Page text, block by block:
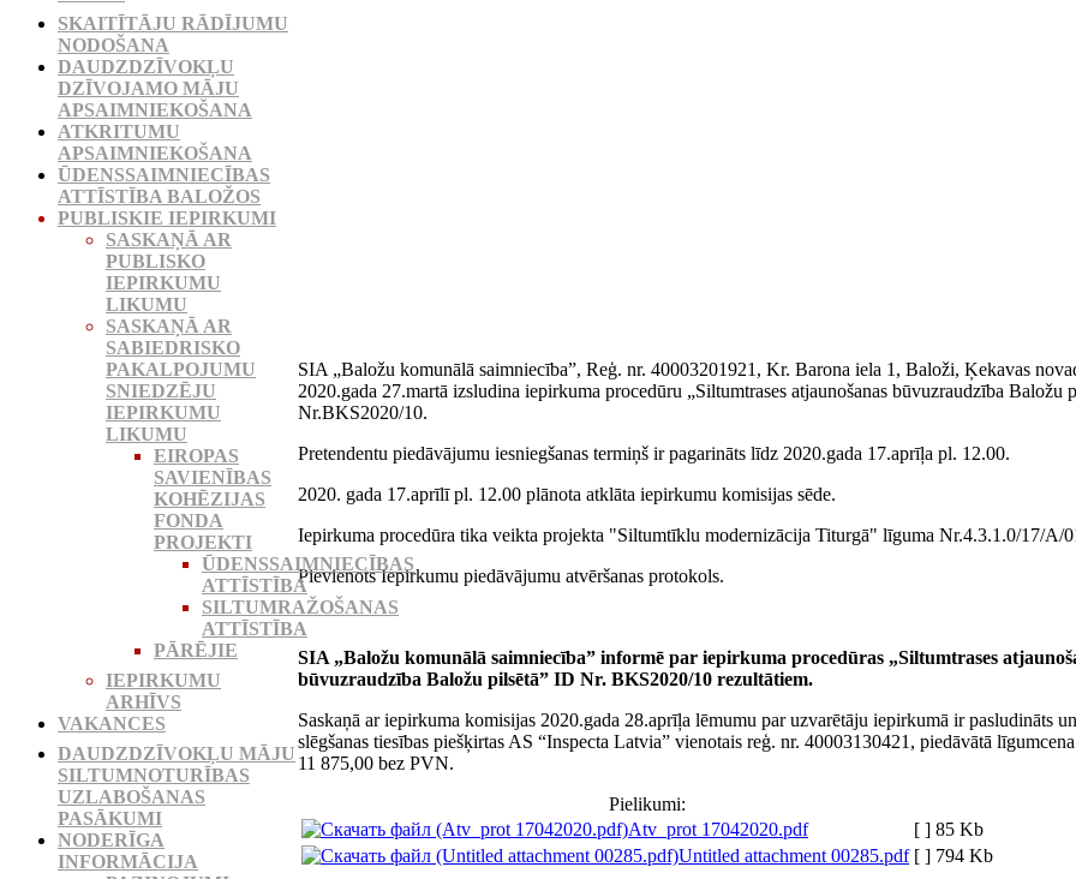
SIA „Baložu komunālā saimniecība”, Reģ. nr. 40003201921, Kr. Barona iela 1, Baloži, Ķekavas
2020.gada 27.martā izsludina iepirkuma procedūru „Siltumtrases atjaunošanas būvuzraudzība Baložu
Nr.BKS2020/10.
Pretendentu piedāvājumu iesniegšanas termiņš ir pagarināts līdz 2020.gada 17.aprīļa pl. 12.00.
2020. gada 17.aprīlī pl. 12.00 plānota atklāta iepirkumu komisijas sēde.
Iepirkuma procedūra tika veikta projekta "Siltumtīklu modernizācija Titurgā" līguma Nr.4.3.1.0/17/A/
Pievienots Iepirkumu piedāvājumu atvēršanas protokols.
SIA „Baložu komunālā saimniecība” informē par iepirkuma procedūras „Siltumtrases
būvuzraudzība Baložu pilsētā” ID Nr. BKS2020/10 rezultātiem.
Saskaņā ar iepirkuma komisijas 2020.gada 28.aprīļa lēmumu par uzvarētāju iepirkumā ir pasludināts
slēgšanas tiesības piešķirtas AS “Inspecta Latvia” vienotais reģ. nr. 40003130421, piedāvātā
11 875,00 bez PVN.
Pielikumi:
Atv_prot 17042020.pdf
[ ] 85 Kb
Untitled attachment 00285.pdf [ ] 794 Kb
SKAITĪTĀJU RĀDĪJUMU
NODOŠANA
DAUDZDZĪVOKĻU
DZĪVOJAMO MĀJU
APSAIMNIEKOŠANA
ATKRITUMU
APSAIMNIEKOŠANA
ŪDENSSAIMNIECĪBAS
ATTĪSTĪBA BALOŽOS
PUBLISKIE IEPIRKUMI
SASKAŅĀ AR
PUBLISKO
IEPIRKUMU
LIKUMU
SASKAŅĀ AR
SABIEDRISKO
PAKALPOJUMU
SNIEDZĒJU
IEPIRKUMU
LIKUMU
EIROPAS
SAVIENĪBAS
KOHĒZIJAS
FONDA
PROJEKTI
ŪDENSSAIMNIECĪBAS
ATTĪSTĪBA
SILTUMRAŽOŠANAS
ATTĪSTĪBA
PĀRĒJIE
IEPIRKUMU
ARHĪVS
VAKANCES
DAUDZDZĪVOKĻU MĀJU
SILTUMNOTURĪBAS
UZLABOŠANAS
PASĀKUMI
NODERĪGA
INFORMĀCIJA